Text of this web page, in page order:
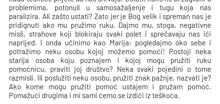
problemima, potonuli u samosažaljenje i tugu koja nas
paralizira. Ali zašto ustati? Zato jer je Bog velik i spreman nas je
pridignuti ako mu pružimo ruku. Dajmo mu, stoga, negativne
misli, strahove koji blokiraju svaki polet i sprečavaju nas ići
naprijed. I onda učinimo kao Marija: pogledajmo oko sebe i
potražimo neku osobu kojoj možemo pomoći! Postoji neka
starija osoba koju poznajem i kojoj mogu pružiti ruku
pomoćnicu, praviti joj društvo? Neka svaki pojedini o tome
razmisli. Ili poslužiti neku osobu, pružiti znak pažnje, nazvati je?
Ako kome mogu pružiti pomoć ustajem i pružam pomoć.
Pomažući drugima i mi sami ćemo se izdići iz teškoća.